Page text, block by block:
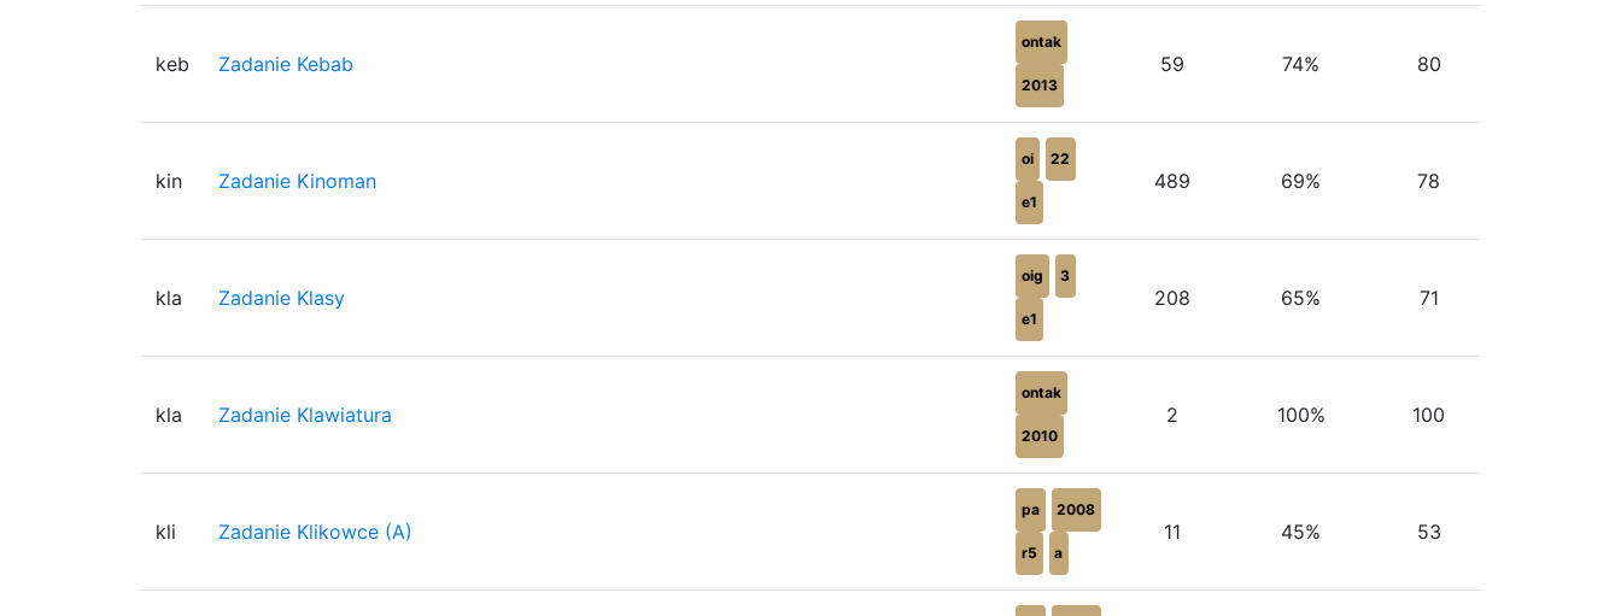
keb Zadanie Kebab
ontak
2013
59 74% 80
kin Zadanie Kinoman
oi 22
e1
489 69% 78
kla Zadanie Klasy
oig 3
e1
208 65% 71
kla Zadanie Klawiatura
ontak
2010
2 100% 100
kli Zadanie Klikowce (A)
pa 2008
r5 a
11 45% 53